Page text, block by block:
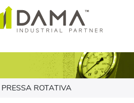
PRESSA ROTATIVA